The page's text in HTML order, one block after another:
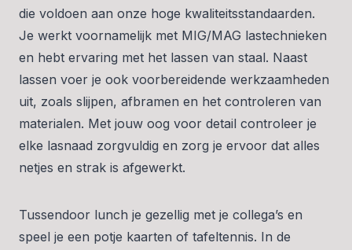
die voldoen aan onze hoge kwaliteitsstandaarden.
Je werkt voornamelijk met MIG/MAG lastechnieken
en hebt ervaring met het lassen van staal. Naast
lassen voer je ook voorbereidende werkzaamheden
uit, zoals slijpen, afbramen en het controleren van
materialen. Met jouw oog voor detail controleer je
elke lasnaad zorgvuldig en zorg je ervoor dat alles
netjes en strak is afgewerkt.
Tussendoor lunch je gezellig met je collega’s en
speel je een potje kaarten of tafeltennis. In de